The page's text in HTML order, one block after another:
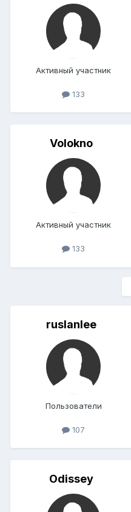
Активный участник
133
Volokno
Активный участник
133
ruslanlee
Пользователи
107
Odissey